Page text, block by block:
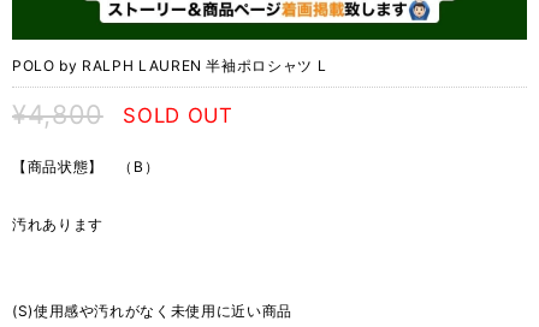
POLO by RALPH LAUREN 半袖ポロシャツ L
¥4,800 SOLD OUT
【商品状態】 （B）
汚れあります
(S)使用感や汚れがなく未使用に近い商品